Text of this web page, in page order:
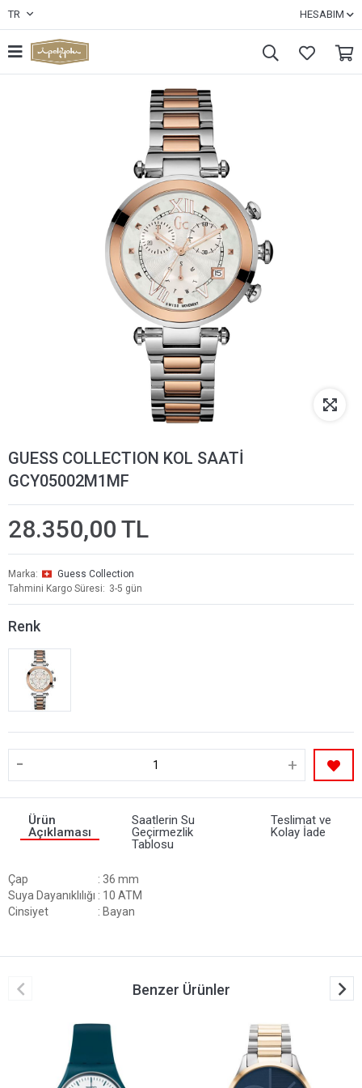
TR HESABIM
GUESS COLLECTION KOL SAATİ
GCY05002M1MF
28.350,00 TL
Marka
Guess Collection
Tahmini Kargo Süresi
3-5 gün
Renk
- +
Ürün
Açıklaması
Saatlerin Su
Geçirmezlik
Tablosu
Teslimat ve
Kolay İade
Çap
: 36 mm
Suya Dayanıklılığı : 10 ATM
Cinsiyet
: Bayan
Benzer Ürünler